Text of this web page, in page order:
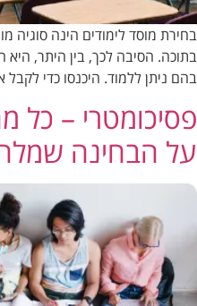
בחירת מוסד לימודים הינה
בתוכה. הסיבה לכך, בין היתר,
בהם ניתן ללמוד. היכנסו כדי
פסיכומטרי –
על הבחינה